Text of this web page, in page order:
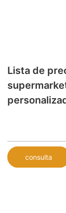
Lista de
consulta